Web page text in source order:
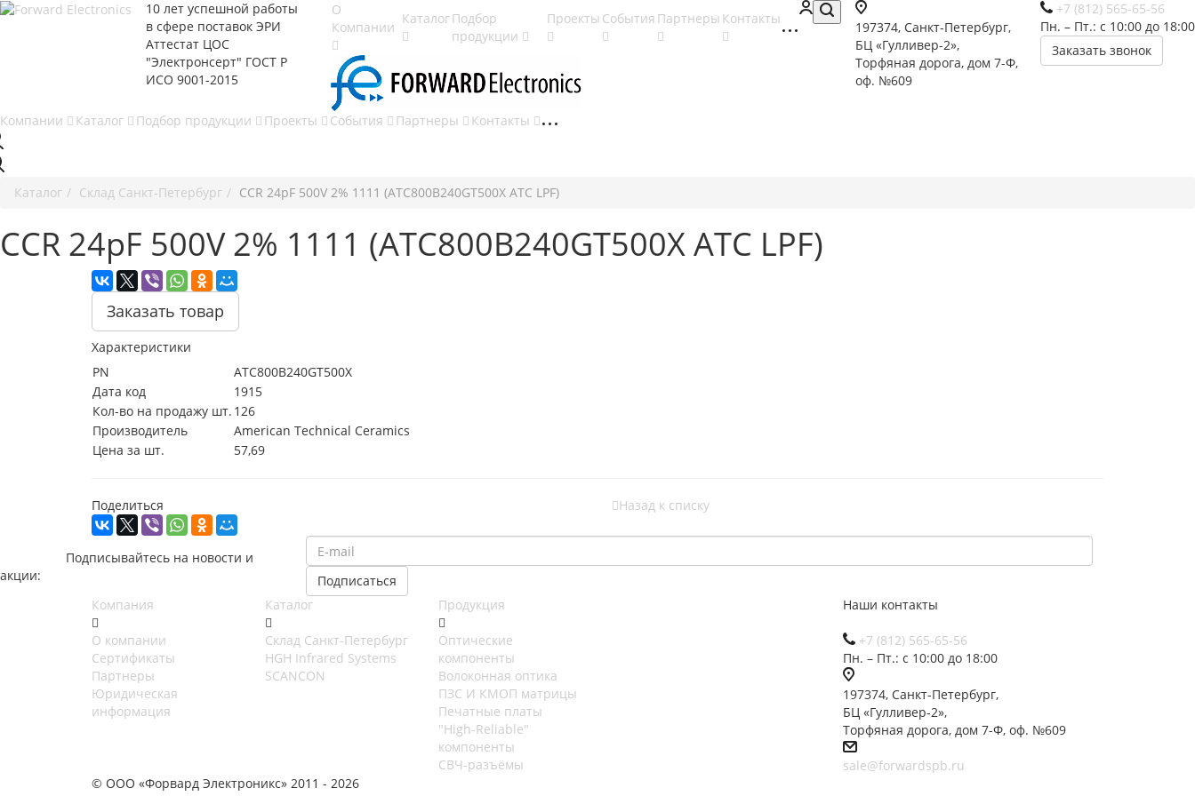
10 лет успешной работы
в сфере поставок ЭРИ
Аттестат ЦОС
"Электронсерт" ГОСТ Р
ИСО 9001-2015
+7 (812) 565-65-56
Пн. – Пт.: с 10:00 до 18:00
Заказать звонок
197374, Санкт-Петербург,
БЦ «Гулливер-2»,
Торфяная дорога, дом 7-Ф,
оф. №609
О
Компании
КаталогПодбор
продукции
Проекты События Партнеры Контакты
Каталог Подбор продукции Проекты События Партнеры Контакты
Каталог Cклад Санкт-Петербург CCR 24pF 500V 2% 1111 (ATC800B240GT500X ATC LPF)
CCR 24pF 500V 2% 1111 (ATC800B240GT500X ATC LPF)
Заказать товар
Характеристики
PN
ATC800B240GT500X
Дата код
1915
Кол-во на продажу шт. 126
Производитель
American Technical Ceramics
Цена за шт.
57,69
Поделиться Назад к списку
Подписывайтесь на новости и
акции:
Компания
О компании
Сертификаты
Партнеры
Юридическая
информация
Каталог
Cклад Санкт-Петербург
HGH Infrared Systems
SCANCON
Продукция
Оптические
компоненты
Волоконная оптика
ПЗС И КМОП матрицы
Печатные платы
"High-Reliable"
компоненты
СВЧ-разъёмы
Наши контакты
+7 (812) 565-65-56
Пн. – Пт.: с 10:00 до 18:00
197374, Санкт-Петербург,
БЦ «Гулливер-2»,
Торфяная дорога, дом 7-Ф, оф. №609
sale@forwardspb.ru
© ООО «Форвард Электроникс» 2011 - 2026